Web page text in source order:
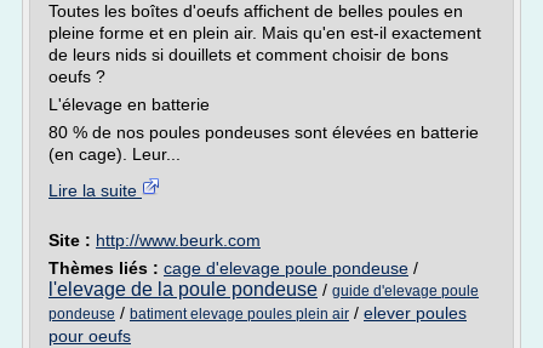
Toutes les boîtes d'oeufs affichent de belles poules en
pleine forme et en plein air. Mais qu'en est-il exactement
de leurs nids si douillets et comment choisir de bons
oeufs ?
L'élevage en batterie
80 % de nos poules pondeuses sont élevées en batterie
(en cage). Leur...
Lire la suite
Site : http://www.beurk.com
Thèmes liés : cage d'elevage poule pondeuse /
l'elevage de la poule pondeuse / guide d'elevage poule
pondeuse / batiment elevage poules plein air / elever poules
pour oeufs